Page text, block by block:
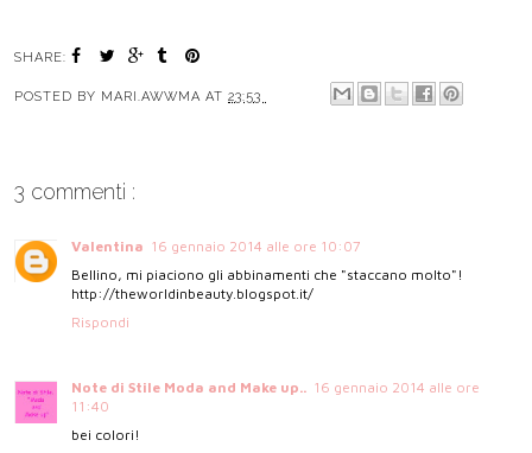
SHARE:
POSTED BY MARI.AWWMA AT 23:53
3 commenti :
Valentina 16 gennaio 2014 alle ore 10:07
Bellino, mi piaciono gli abbinamenti che "staccano molto"!
http://theworldinbeauty.blogspot.it/
Rispondi
Note di Stile Moda and Make up.. 16 gennaio 2014 alle ore
11:40
bei colori!